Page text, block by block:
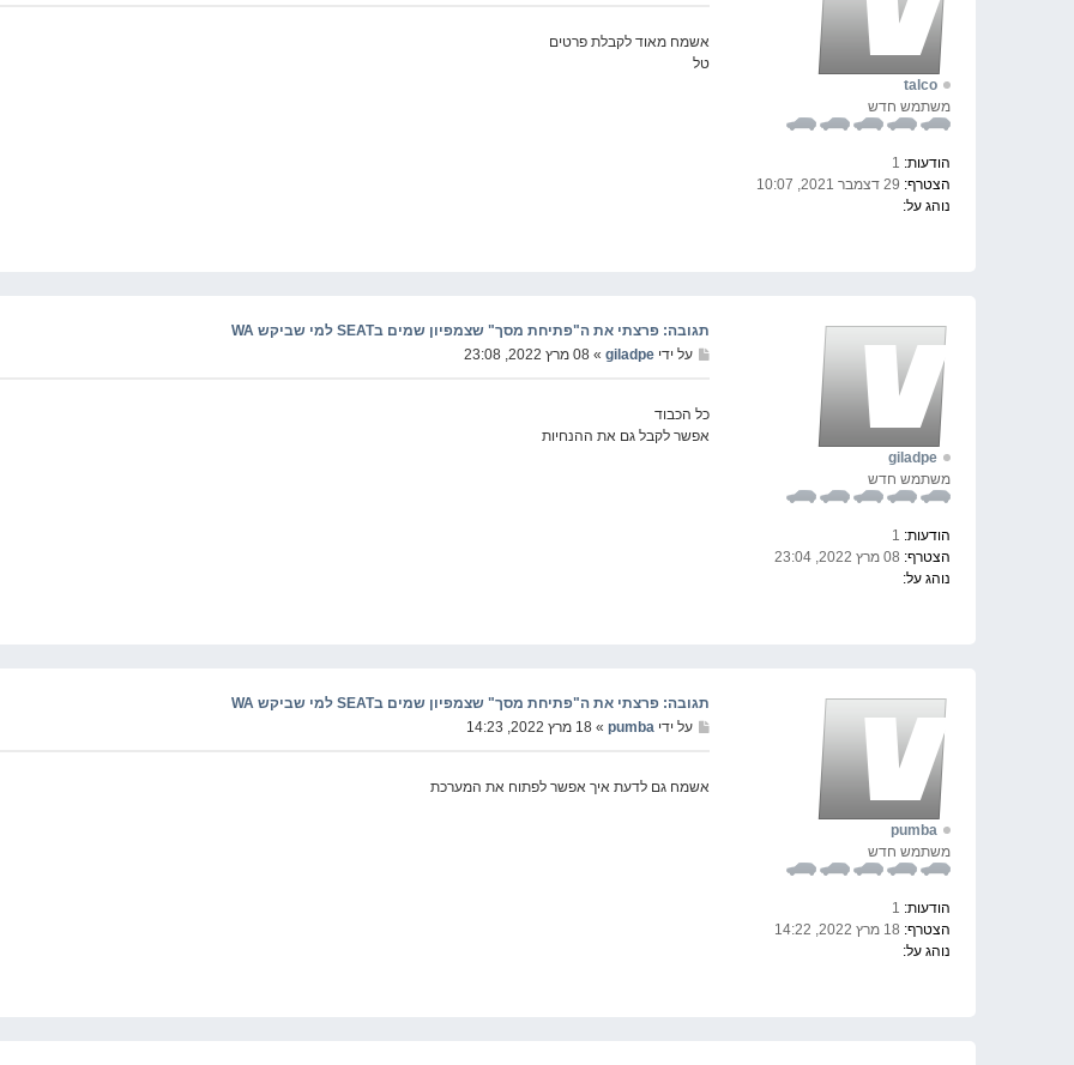
אשמח מאוד לקבלת פרטים
טל
talco
משתמש חדש
הודעות:
הצטרף:
נוהג על:
תגובה: פרצתי את ה"פתיחת מסך" שצמפיון שמים בSEAT למי שביקש WA
על ידי giladpe» 08 מרץ 2022, 23:08
כל הכבוד
אפשר לקבל גם את ההנחיות
giladpe
משתמש חדש
הודעות:
הצטרף:
נוהג על:
תגובה: פרצתי את ה"פתיחת מסך" שצמפיון שמים בSEAT למי שביקש WA
על ידי pumba» 18 מרץ 2022, 14:23
אשמח גם לדעת איך אפשר לפתוח את המערכת
pumba
משתמש חדש
הודעות:
הצטרף:
נוהג על: